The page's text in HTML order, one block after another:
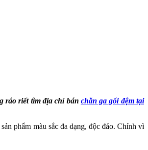
ráo riết tìm địa chỉ bán chăn ga gối đệm tại
phẩm màu sắc đa dạng, độc đáo. Chính vì